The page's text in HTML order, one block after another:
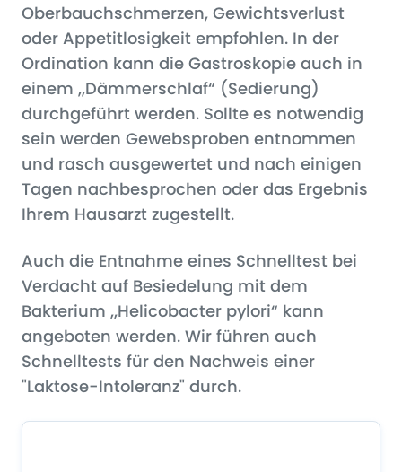
Oberbauchschmerzen, Gewichtsverlust
oder Appetitlosigkeit empfohlen. In der
Ordination kann die Gastroskopie auch in
einem „Dämmerschlaf“ (Sedierung)
durchgeführt werden. Sollte es notwendig
sein werden Gewebsproben entnommen
und rasch ausgewertet und nach einigen
Tagen nachbesprochen oder das Ergebnis
Ihrem Hausarzt zugestellt.
Auch die Entnahme eines Schnelltest bei
Verdacht auf Besiedelung mit dem
Bakterium „Helicobacter pylori“ kann
angeboten werden. Wir führen auch
Schnelltests für den Nachweis einer
"Laktose-Intoleranz" durch.